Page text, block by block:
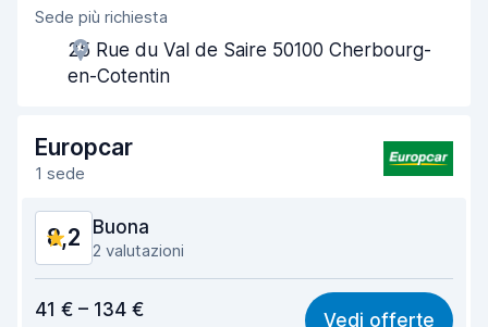
Gentilezza degli agenti
Rapidità del ritiro
Pulizia del veicolo 7,8
Condizioni dell'auto
Sede più richiesta
25 Rue du Val de Saire 50100 Cherbourg-
en-Cotentin
Europcar
1 sede
8,2 Buona
2 valutazioni
7,8
41 € – 134 € Vedi offerte